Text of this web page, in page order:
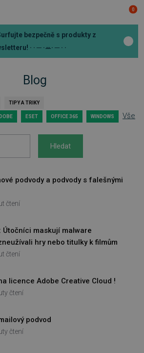
0
bezpečně s produkty z
· · ─ ·ꕀ· ─ · ·
Blog
TIPY A TRIKY
ESET OFFICE 365 WINDOWS Vše
Hledat
čtení
podvody a podvody s falešnými
čtení
Útočníci maskují malware
hry nebo titulky k filmům
čtení
licence Adobe Creative Cloud !
čtení
podvod